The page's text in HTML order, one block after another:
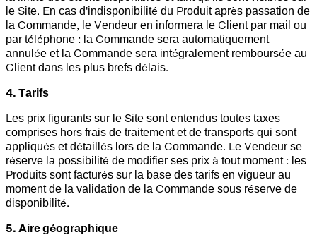
le Site. En cas d'indisponibilité du Produit après passation de
la Commande, le Vendeur en informera le Client par mail ou
par téléphone : la Commande sera automatiquement
annulée et la Commande sera intégralement remboursée au
Client dans les plus brefs délais.
4. Tarifs
Les prix figurants sur le Site sont entendus toutes taxes
comprises hors frais de traitement et de transports qui sont
appliqués et détaillés lors de la Commande. Le Vendeur se
réserve la possibilité de modifier ses prix à tout moment : les
Produits sont facturés sur la base des tarifs en vigueur au
moment de la validation de la Commande sous réserve de
disponibilité.
5. Aire géographique